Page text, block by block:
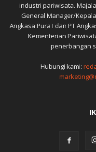
industri pariwisata.
General Manager/
Angkasa Pura I dan PT
Kementerian
penerbangan
Hubungi kami: